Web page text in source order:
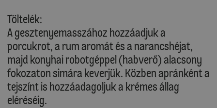
Töltelék:
A gesztenyemasszához hozzáadjuk a
porcukrot, a rum aromát és a narancshéjat,
majd konyhai robotgéppel (habverő) alacsony
fokozaton simára keverjük. Közben apránként a
tejszínt is hozzáadagoljuk a krémes állag
eléréséig.